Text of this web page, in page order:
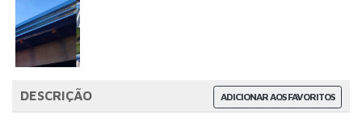
ADICIONAR AOS FAVORITOS
DESCRIÇÃO